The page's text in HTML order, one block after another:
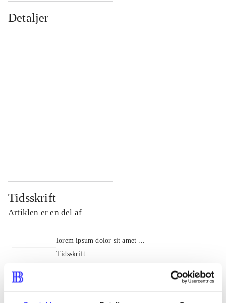
Detaljer
Tidsskrift
Artiklen er en del af
lorem ipsum dolor sit amet ...
Tidsskrift
Artiklerne i